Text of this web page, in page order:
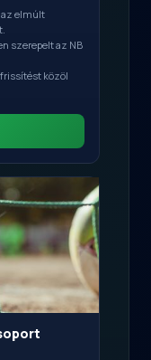
az elmúlt
szerepelt az NB
közöl